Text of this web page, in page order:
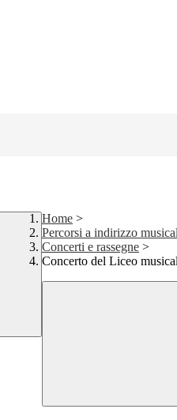
Home >
Percorsi a indirizzo
Concerti e rassegne >
Concerto del Liceo